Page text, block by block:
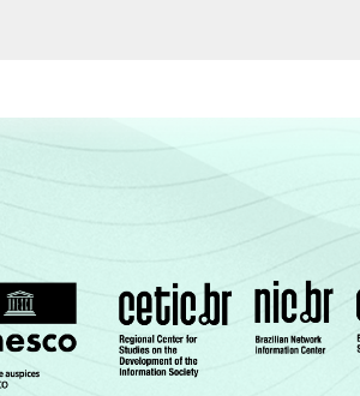
segmentos da CNAE 1.0: seção
e outubro de 2009.
e esgoto e Atividades